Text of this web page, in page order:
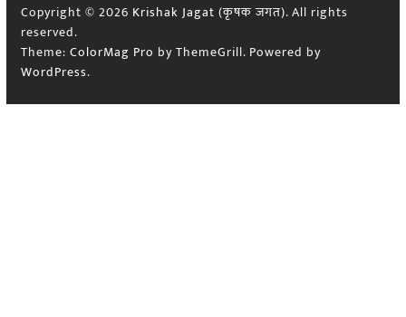
Copyright © 2026 Krishak Jagat (कृषक जगत). All rights
reserved.
Theme: ColorMag Pro by ThemeGrill. Powered by
WordPress.